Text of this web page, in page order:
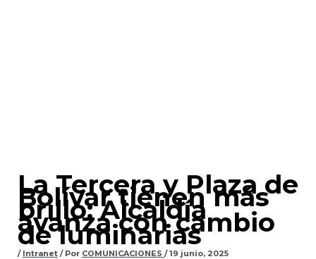
La Tercera y Plaza de
Bolívar tienen más
brillo: Alcaldía
avanza con cambio
de luminarias
/ Intranet/ Por COMUNICACIONES /19 junio, 2025